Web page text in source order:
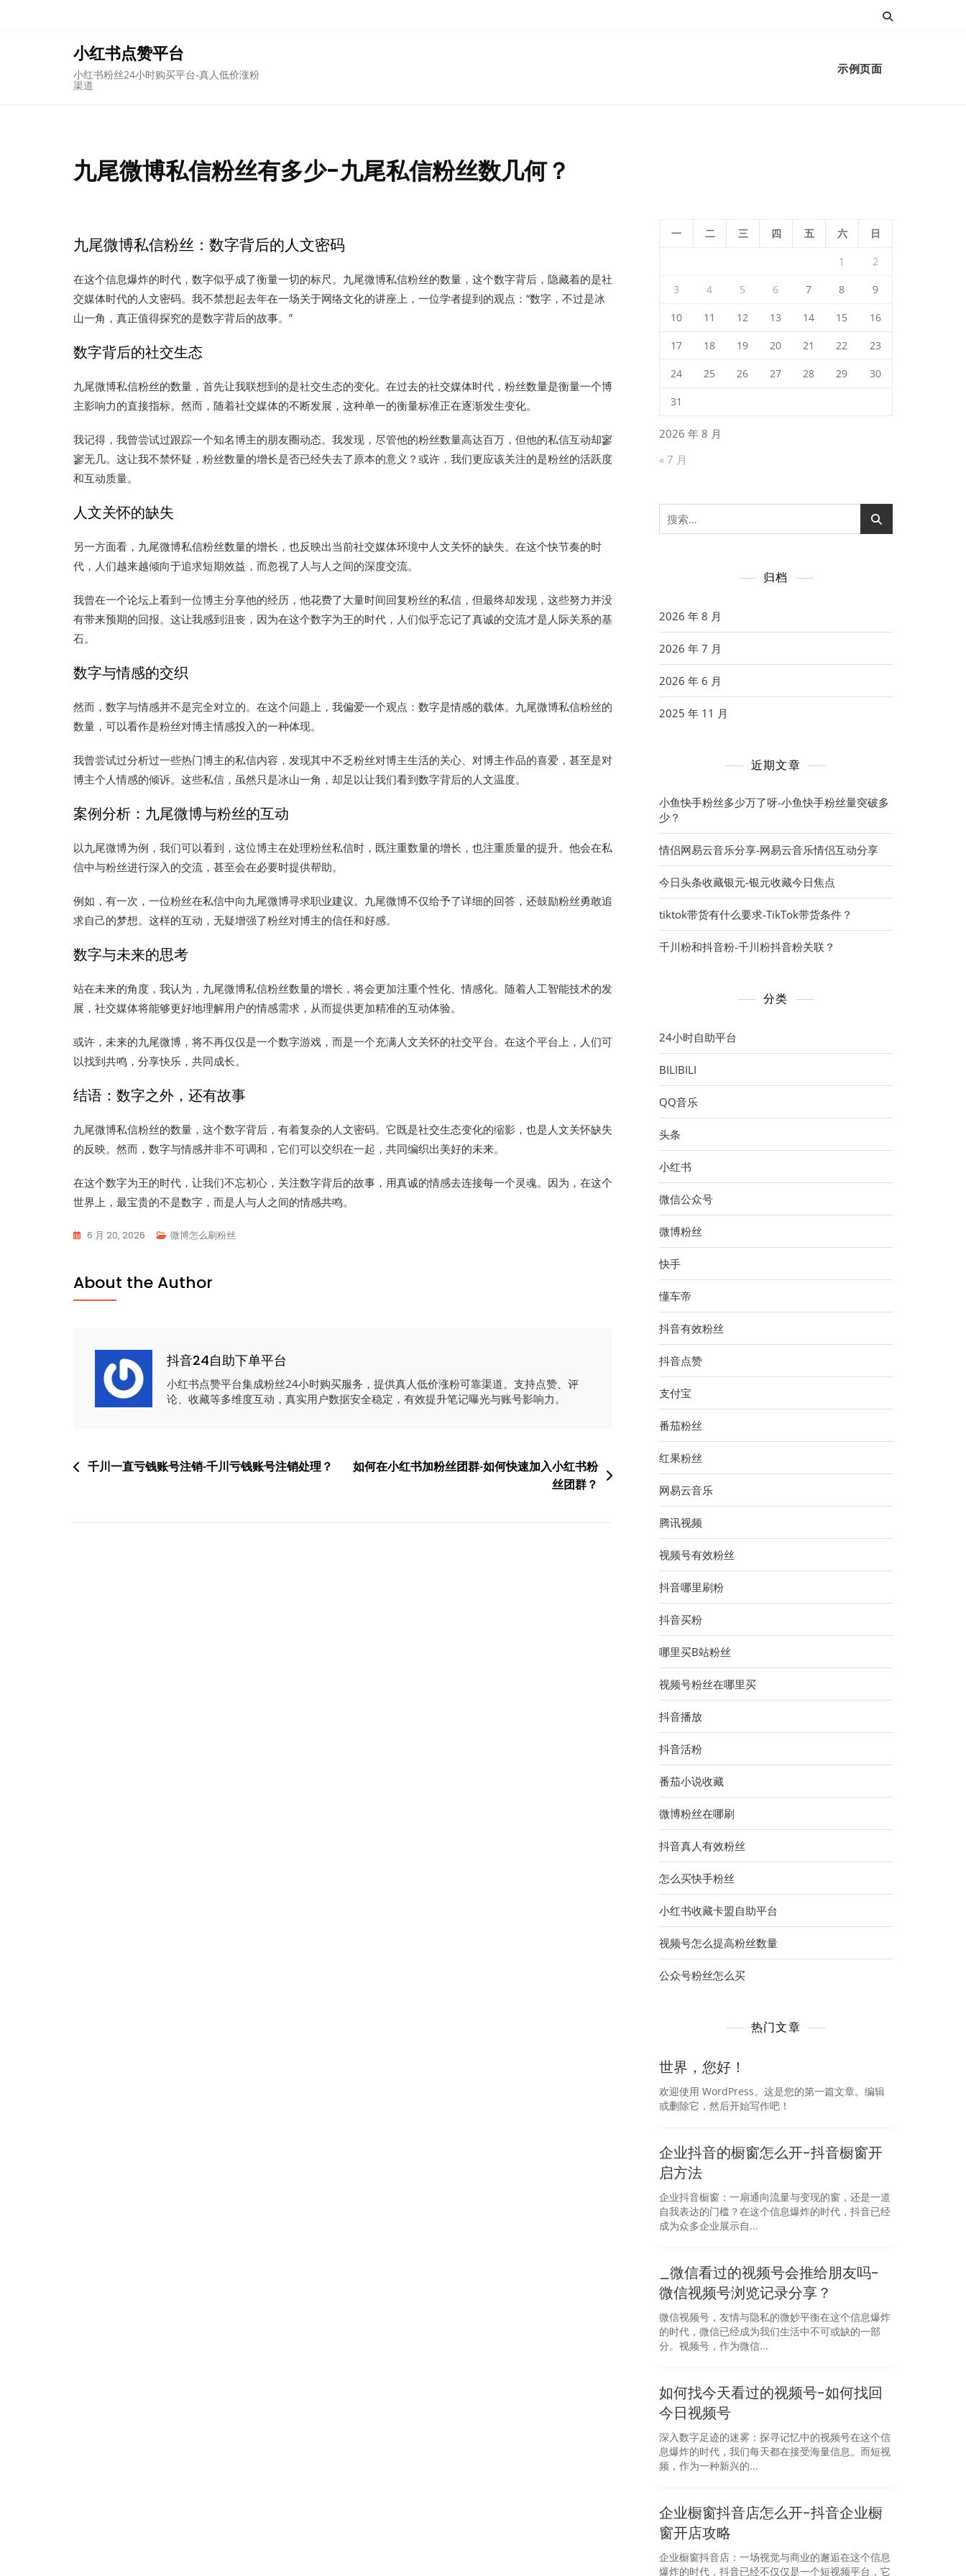
小红书点赞平台
小红书粉丝24小时购买平台-真人低价涨粉
渠道
示例页面
九尾微博私信粉丝有多少-九尾私信粉丝数几何？
九尾微博私信粉丝：数字背后的人文密码
在这个信息爆炸的时代，数字似乎成了衡量一切的标尺。九尾微博私信粉丝的数量，这个数字背后，隐藏着的是社
交媒体时代的人文密码。我不禁想起去年在一场关于网络文化的讲座上，一位学者提到的观点：“数字，不过是冰
山一角，真正值得探究的是数字背后的故事。”
数字背后的社交生态
九尾微博私信粉丝的数量，首先让我联想到的是社交生态的变化。在过去的社交媒体时代，粉丝数量是衡量一个博
主影响力的直接指标。然而，随着社交媒体的不断发展，这种单一的衡量标准正在逐渐发生变化。
我记得，我曾尝试过跟踪一个知名博主的朋友圈动态。我发现，尽管他的粉丝数量高达百万，但他的私信互动却寥
寥无几。这让我不禁怀疑，粉丝数量的增长是否已经失去了原本的意义？或许，我们更应该关注的是粉丝的活跃度
和互动质量。
人文关怀的缺失
另一方面看，九尾微博私信粉丝数量的增长，也反映出当前社交媒体环境中人文关怀的缺失。在这个快节奏的时
代，人们越来越倾向于追求短期效益，而忽视了人与人之间的深度交流。
我曾在一个论坛上看到一位博主分享他的经历，他花费了大量时间回复粉丝的私信，但最终却发现，这些努力并没
有带来预期的回报。这让我感到沮丧，因为在这个数字为王的时代，人们似乎忘记了真诚的交流才是人际关系的基
石。
数字与情感的交织
然而，数字与情感并不是完全对立的。在这个问题上，我偏爱一个观点：数字是情感的载体。九尾微博私信粉丝的
数量，可以看作是粉丝对博主情感投入的一种体现。
我曾尝试过分析过一些热门博主的私信内容，发现其中不乏粉丝对博主生活的关心、对博主作品的喜爱，甚至是对
博主个人情感的倾诉。这些私信，虽然只是冰山一角，却足以让我们看到数字背后的人文温度。
案例分析：九尾微博与粉丝的互动
以九尾微博为例，我们可以看到，这位博主在处理粉丝私信时，既注重数量的增长，也注重质量的提升。他会在私
信中与粉丝进行深入的交流，甚至会在必要时提供帮助。
例如，有一次，一位粉丝在私信中向九尾微博寻求职业建议。九尾微博不仅给予了详细的回答，还鼓励粉丝勇敢追
求自己的梦想。这样的互动，无疑增强了粉丝对博主的信任和好感。
数字与未来的思考
站在未来的角度，我认为，九尾微博私信粉丝数量的增长，将会更加注重个性化、情感化。随着人工智能技术的发
展，社交媒体将能够更好地理解用户的情感需求，从而提供更加精准的互动体验。
或许，未来的九尾微博，将不再仅仅是一个数字游戏，而是一个充满人文关怀的社交平台。在这个平台上，人们可
以找到共鸣，分享快乐，共同成长。
结语：数字之外，还有故事
九尾微博私信粉丝的数量，这个数字背后，有着复杂的人文密码。它既是社交生态变化的缩影，也是人文关怀缺失
的反映。然而，数字与情感并非不可调和，它们可以交织在一起，共同编织出美好的未来。
在这个数字为王的时代，让我们不忘初心，关注数字背后的故事，用真诚的情感去连接每一个灵魂。因为，在这个
世界上，最宝贵的不是数字，而是人与人之间的情感共鸣。
6 月 20, 2026 微博怎么刷粉丝
About the Author
抖音24自助下单平台
小红书点赞平台集成粉丝24小时购买服务，提供真人低价涨粉可靠渠道。支持点赞、评
论、收藏等多维度互动，真实用户数据安全稳定，有效提升笔记曝光与账号影响力。
文
导
千川一直亏钱账号注销-千川亏钱账号注销处理？
如何在小红书加粉丝团群-如何快速加入小红书粉
丝团群？
2026 年 8 月
一 二 三 四 五 六 日
1 2
3 4 5 6 7 8 9
10 11 12 13 14 15 16
17 18 19 20 21 22 23
24 25 26 27 28 29 30
31
« 7 月
搜
索：
归档
2026 年 8 月
2026 年 7 月
2026 年 6 月
2025 年 11 月
近期文章
小鱼快手粉丝多少万了呀-小鱼快手粉丝量突破多
少？
情侣网易云音乐分享-网易云音乐情侣互动分享
今日头条收藏银元-银元收藏今日焦点
tiktok带货有什么要求-TikTok带货条件？
千川粉和抖音粉-千川粉抖音粉关联？
分类
24小时自助平台
BILIBILI
QQ音乐
头条
小红书
微信公众号
微博粉丝
快手
懂车帝
抖音有效粉丝
抖音点赞
支付宝
番茄粉丝
红果粉丝
网易云音乐
腾讯视频
视频号有效粉丝
抖音哪里刷粉
抖音买粉
哪里买B站粉丝
视频号粉丝在哪里买
抖音播放
抖音活粉
番茄小说收藏
微博粉丝在哪刷
抖音真人有效粉丝
怎么买快手粉丝
小红书收藏卡盟自助平台
视频号怎么提高粉丝数量
公众号粉丝怎么买
热门文章
世界，您好！
欢迎使用 WordPress。这是您的第一篇文章。编辑
或删除它，然后开始写作吧！
企业抖音的橱窗怎么开-抖音橱窗开
启方法
企业抖音橱窗：一扇通向流量与变现的窗，还是一道
自我表达的门槛？在这个信息爆炸的时代，抖音已经
成为众多企业展示自...
_微信看过的视频号会推给朋友吗-
微信视频号浏览记录分享？
微信视频号，友情与隐私的微妙平衡在这个信息爆炸
的时代，微信已经成为我们生活中不可或缺的一部
分。视频号，作为微信...
如何找今天看过的视频号-如何找回
今日视频号
深入数字足迹的迷雾：探寻记忆中的视频号在这个信
息爆炸的时代，我们每天都在接受海量信息。而短视
频，作为一种新兴的...
企业橱窗抖音店怎么开-抖音企业橱
窗开店攻略
企业橱窗抖音店：一场视觉与商业的邂逅在这个信息
爆炸的时代，抖音已经不仅仅是一个短视频平台，它